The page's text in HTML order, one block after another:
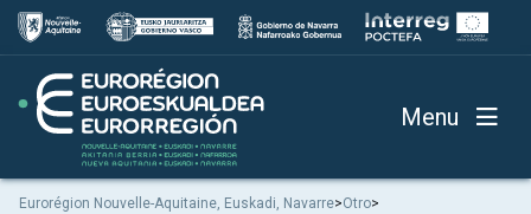
Menu
Eurorégion Nouvelle-Aquitaine, Euskadi, Navarre>Otro>